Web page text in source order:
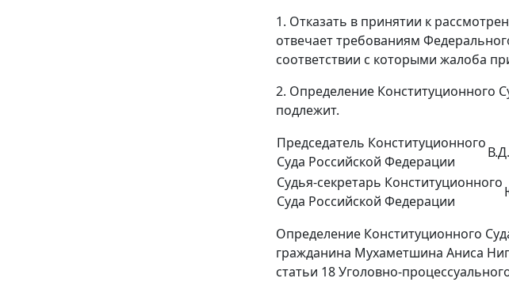
1. Отказать в принятии к
отвечает требованиям
соответствии с которыми жалоба
2. Определение Конституционного
подлежит.
Председатель Конституционного
Суда Российской Федерации
Судья-секретарь Конституционного
Суда Российской Федерации
Определение Конституционного
гражданина Мухаметшина Аниса
статьи 18 Уголовно-